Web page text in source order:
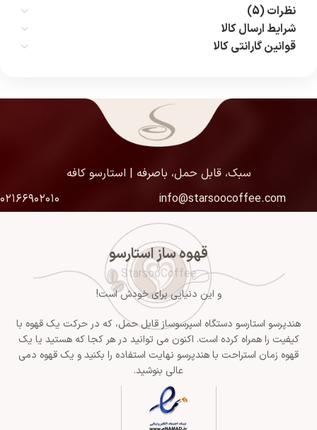
نظرات (5)
شرایط ارسال کالا
قوانین گارانتی کالا
سبک، قابل حمل، باصرفه | استارسو کافه
info@starsoocoffee.com
۰۲۱۶۶۹۰۲۰۱۰
قهوه ساز استارسو
StarsooCoffee
و این دنیایی برای خودش است!
هندپرسو استارسو دستگاه اسپرسوساز قابل حمل، که در حرکت یک قهوه با
کیفیت را همراه کرده است. اکنون می توانید در هر کجا که هستید یا یک
قهوه زمان استراحت با هندپرسو نهایت استفاده را بکنید و یک قهوه دمی
عالی بنوشید.